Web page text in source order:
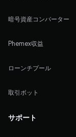
暗号資産コンバーター
Phemex収益
ローンチプール
取引ボット
サポート